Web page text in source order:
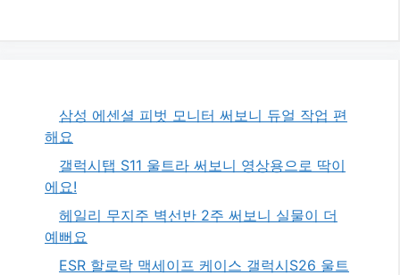
삼성 에센셜 피벗 모니터 써보니 듀얼 작업 편
해요
갤럭시탭 S11 울트라 써보니 영상용으로 딱이
에요!
헤일리 무지주 벽선반 2주 써보니 실물이 더
예뻐요
ESR 할로락 맥세이프 케이스 갤럭시S26 울트